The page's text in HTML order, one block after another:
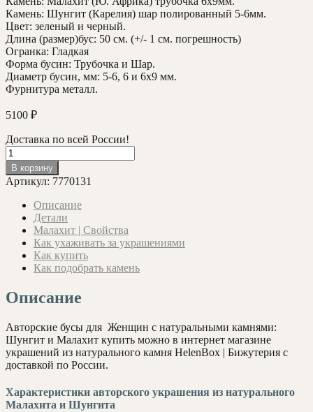
Камень: Шунгит (Карелия) шар полированный 5-6мм.
Цвет: зеленый и черный.
Длина (размер)бус: 50 см. (+/- 1 см. погрешность)
Огранка: Гладкая
Форма бусин: Трубочка и Шар.
Диаметр бусин, мм: 5-6, 6 и 6х9 мм.
Фурнитура металл.
5100 ₽
Доставка по всей России!
Количество
товара
Женские
бусы
Малахитом
Шунгитом
(50см.)
В корзину
Артикул: 7770131
Описание
Детали
Малахит | Свойства
Как ухаживать за украшениями
Как купить
Как подобрать камень
Описание
Авторские бусы для Женщин с натуральными камнями:
Шунгит и Малахит купить можно в интернет магазине
украшений из натурального камня HelenBox | Бижутерия с
доставкой по России.
Характеристики авторского украшения из натурального
Малахита и Шунгита